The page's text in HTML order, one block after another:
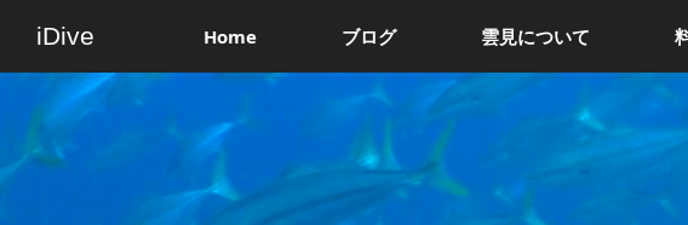
iDive Home ブログ 雲見について